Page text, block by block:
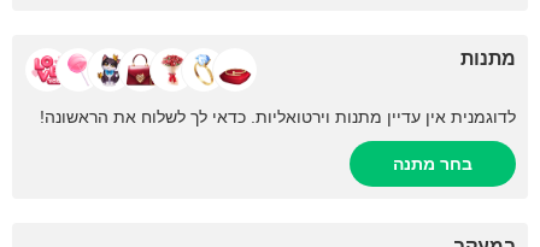
מתנות
לדוגמנית אין עדיין מתנות וירטואליות. כדאי לך לשלוח את הראשונה!
בחר מתנה